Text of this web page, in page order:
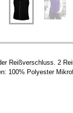
Reißverschluss. 2
100% Polyester